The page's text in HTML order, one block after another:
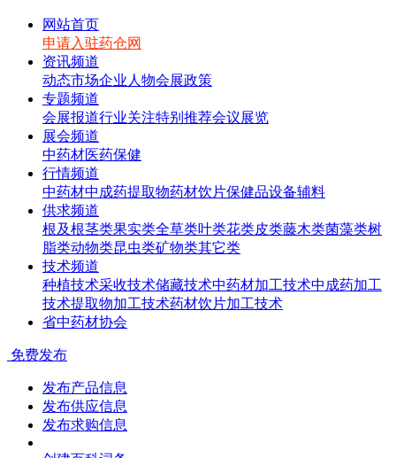
网站首页
申请入驻药仓网
资讯频道
动态市场企业 人物会展政策
专题频道
会展报道行业关注特别推荐会议展览
展会频道
中药材医药保健
行情频道
中药材中成药提取物药材饮片保健品设备辅料
供求频道
根及根茎类果实类全草类叶类花类皮类藤木类菌藻类树
脂类动物类昆虫类矿物类其它类
技术频道
种植技术采收技术储藏技术中药材加工技术中成药加工
技术提取物加工技术药材饮片加工技术
省中药材协会
免费发布
发布产品信息
发布供应信息
发布求购信息